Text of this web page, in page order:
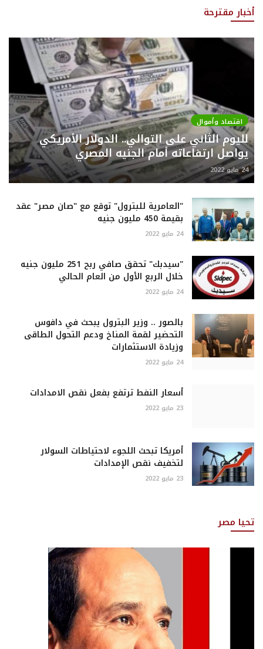
أخبار مقترحة
اقتصاد وأموال
لليوم الثاني على التوالي.. الدولار الأمريكي
يواصل ارتفاعاته أمام الجنيه المصري
24 مايو 2022
"العامرية للبترول" توقع مع "صان مصر" عقد
بقيمة 450 مليون جنيه
24 مايو 2022
"سيدبك" تحقق صافي ربح 251 مليون جنيه
خلال الربع الأول من العام الحالي
24 مايو 2022
بالصور .. وزير البترول يبحث في دافوس
التحضير لقمة المناخ ودعم التحول الطاقى
وزيادة الاستثمارات
24 مايو 2022
أسعار النفط ترتفع بفعل نقص الامدادات
23 مايو 2022
أمريكا تبحث اللجوء لاحتياطات السولار
لتخفيف نقص الإمدادات
23 مايو 2022
تحيا مصر